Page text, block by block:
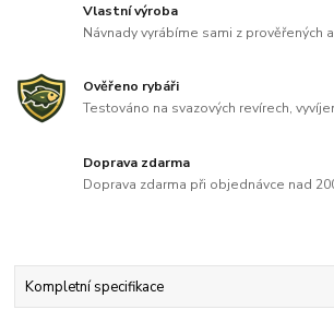
Vlastní výroba
Návnady vyrábíme sami z prověřených
Ověřeno rybáři
Testováno na svazových revírech,
Doprava zdarma
Doprava zdarma při objednávce nad
Kompletní specifikace